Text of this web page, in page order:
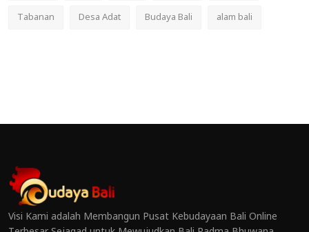
Tabanan
Desa Adat Budaya Bali alam bali
Visi Kami adalah Membangun Pusat Kebudayaan Bali Online